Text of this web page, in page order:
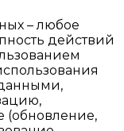
– любое
действий
(обновление,